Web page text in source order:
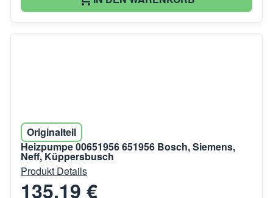
Originalteil
Heizpumpe 00651956 651956 Bosch, Siemens,
Neff, Küppersbusch
Produkt Details
135,19 €